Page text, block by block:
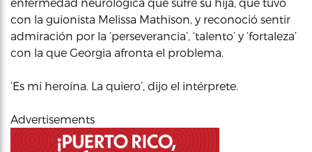
con la guionista Melissa Mathison, y reconoció sentir
admiración por la ‘perseverancia’, ‘talento’ y ‘fortaleza’
con la que Georgia afronta el problema.
‘Es mi heroína. La quiero’, dijo el intérprete.
Advertisements